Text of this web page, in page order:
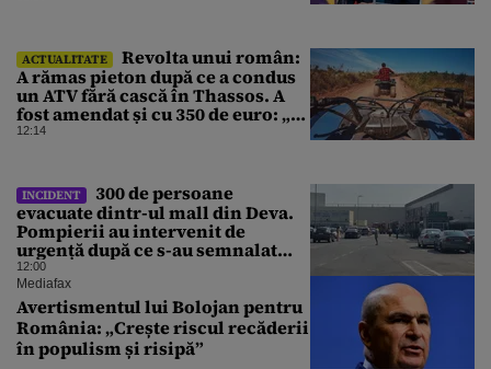
ACTUALITATE
Revolta unui român:
A rămas pieton după ce a condus
un ATV fără cască în Thassos. A
fost amendat și cu 350 de euro: „Vi
se pare normal?”
12:14
INCIDENT
300 de persoane
evacuate dintr-ul mall din Deva.
Pompierii au intervenit de
urgență după ce s-au semnalat
degajări mari de fum
12:00
Mediafax
Avertismentul lui Bolojan pentru
România: „Crește riscul recăderii
în populism și risipă”